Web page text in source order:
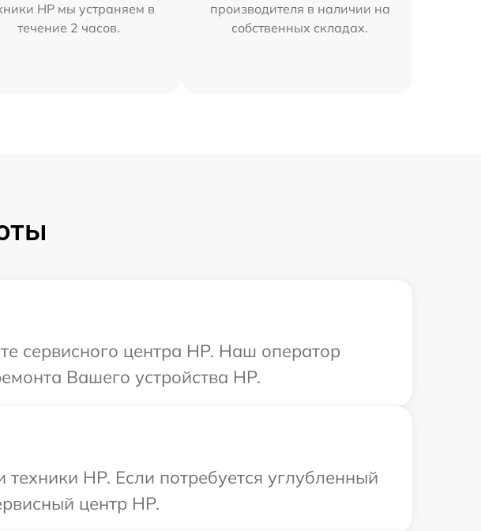
HP мы устраняем в
течение 2 часов.
производителя в наличии на
собственных складах.
сервисного центра HP. Наш оператор
Вашего устройства HP.
HP. Если потребуется углубленный
центр HP.